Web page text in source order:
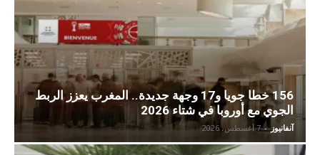
156 خطا جويا و17 وجهة جديدة.. المغرب يعزز الربط
الجوي مع أوروبا في شتاء 2026
آنفانيوز - 7 أغسطس، 2026